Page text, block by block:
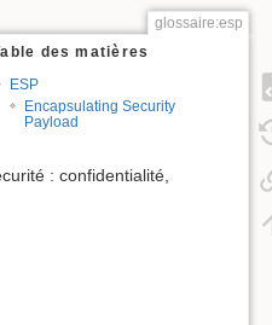
glossaire:esp
des matières
ESP
Encapsulating Security
Payload
: confidentialité,